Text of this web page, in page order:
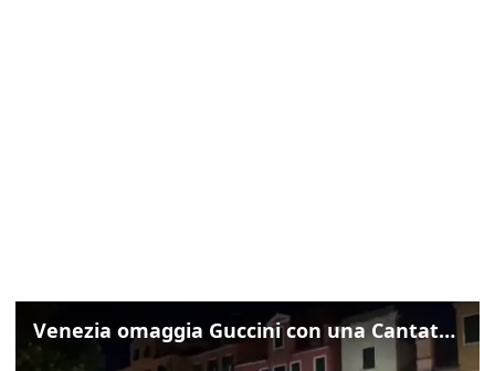
Venezia omaggia Guccini con una Cantata Anarchica in campo Santa Margherita